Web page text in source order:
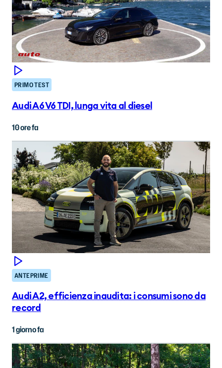
PRIMO TEST
Audi A6 V6 TDI, lunga vita al diesel
10 ore fa
ANTEPRIME
Audi A2, efficienza inaudita: i consumi sono da
record
1 giorno fa